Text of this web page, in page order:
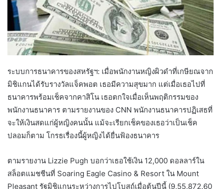
ระบบการธนาคารของสหรัฐฯ: เมื่อพนักงานหญิงผิวดำที่เกษียณจาก
มิชิแกนได้รับรางวัลแจ็คพอต เธอมีความสุขมาก แต่เมื่อเธอไปที่
ธนาคารพร้อมเช็คจากคาสิโน เธอตกใจเมื่อเห็นพฤติกรรมของ
พนักงานธนาคาร ตามรายงานของ CNN พนักงานธนาคารปฏิเสธที่
จะให้เงินสดแก่ผู้หญิงคนนั้น แม้จะเรียกเช็คของเธอว่าเป็นเช็ค
ปลอมก็ตาม โกรธเรื่องนี้ผู้หญิงได้ยื่นฟ้องธนาคาร
ตามรายงาน Lizzie Pugh บอกว่าเธอใช้เงิน 12,000 ดอลลาร์ใน
สล็อตแมชชีนที่ Soaring Eagle Casino & Resort ใน Mount
Pleasant รัฐมิชิแกนระหว่างการไปโบสถ์เมื่อต้นปีนี้ (9,55,872.60